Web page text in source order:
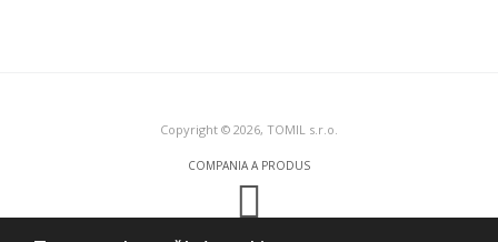
Copyright © 2026, TOMIL s.r.o.
COMPANIA A PRODUS